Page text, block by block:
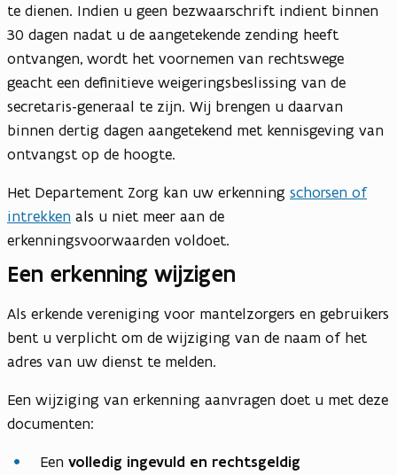
te dienen. Indien u geen bezwaarschrift indient binnen
30 dagen nadat u de aangetekende zending heeft
ontvangen, wordt het voornemen van rechtswege
geacht een definitieve weigeringsbeslissing van de
secretaris-generaal te zijn. Wij brengen u daarvan
binnen dertig dagen aangetekend met kennisgeving van
ontvangst op de hoogte.
Het Departement Zorg kan uw erkenning schorsen of
intrekken als u niet meer aan de
erkenningsvoorwaarden voldoet.
Een erkenning wijzigen
Als erkende vereniging voor mantelzorgers en gebruikers
bent u verplicht om de wijziging van de naam of het
adres van uw dienst te melden.
Een wijziging van erkenning aanvragen doet u met deze
documenten:
Een volledig ingevuld en rechtsgeldig